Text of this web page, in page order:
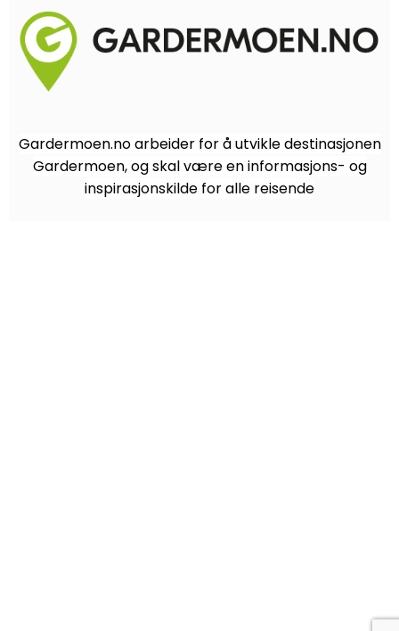
Gardermoen.no arbeider for å utvikle destinasjonen
Gardermoen, og skal være en informasjons- og
inspirasjonskilde for alle reisende